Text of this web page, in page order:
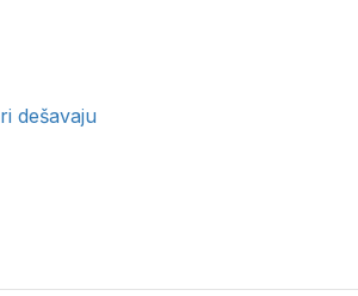
dešavaju